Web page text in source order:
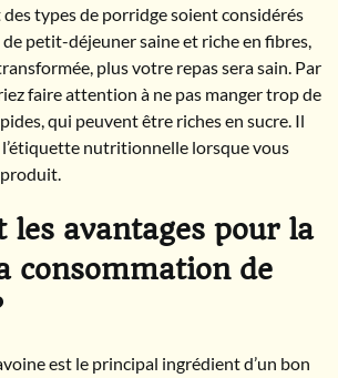
types de porridge soient considérés
petit-déjeuner saine et riche en fibres,
plus votre repas sera sain. Par
faire attention à ne pas manger trop de
qui peuvent être riches en sucre. Il
nutritionnelle lorsque vous
les avantages pour la
consommation de
est le principal ingrédient d’un bon